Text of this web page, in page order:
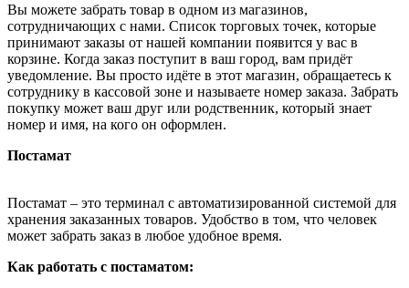
Вы можете забрать товар в одном из магазинов,
сотрудничающих с нами. Список торговых точек, которые
принимают заказы от нашей компании появится у вас в
корзине. Когда заказ поступит в ваш город, вам придёт
уведомление. Вы просто идёте в этот магазин, обращаетесь к
сотруднику в кассовой зоне и называете номер заказа. Забрать
покупку может ваш друг или родственник, который знает
номер и имя, на кого он оформлен.
Постамат
Постамат – это терминал с автоматизированной системой для
хранения заказанных товаров. Удобство в том, что человек
может забрать заказ в любое удобное время.
Как работать с постаматом: